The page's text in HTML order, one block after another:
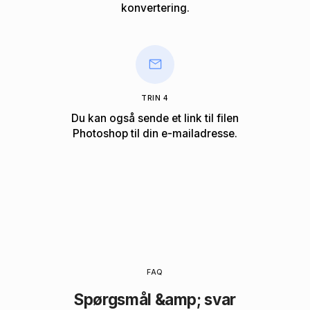
konvertering.
TRIN 4
Du kan også sende et link til filen
Photoshop til din e-mailadresse.
FAQ
Spørgsmål &amp; svar